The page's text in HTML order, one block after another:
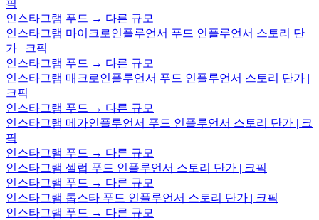
픽
인스타그램 푸드 → 다른 규모
인스타그램 마이크로인플루언서 푸드 인플루언서 스토리 단
가 | 크픽
인스타그램 푸드 → 다른 규모
인스타그램 매크로인플루언서 푸드 인플루언서 스토리 단가 |
크픽
인스타그램 푸드 → 다른 규모
인스타그램 메가인플루언서 푸드 인플루언서 스토리 단가 | 크
픽
인스타그램 푸드 → 다른 규모
인스타그램 셀럽 푸드 인플루언서 스토리 단가 | 크픽
인스타그램 푸드 → 다른 규모
인스타그램 톱스타 푸드 인플루언서 스토리 단가 | 크픽
인스타그램 푸드 → 다른 규모